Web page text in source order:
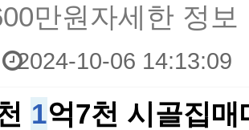
만원자세한 정
2024-10-06 14:13:09
1억7천 시골집